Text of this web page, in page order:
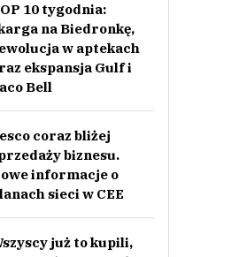
Sezon 2 Marcin Przybysz
10 tygodnia:
na Biedronkę,
w aptekach
ekspansja Gulf i
Bell
coraz bliżej
biznesu.
informacje o
sieci w CEE
już to kupili,